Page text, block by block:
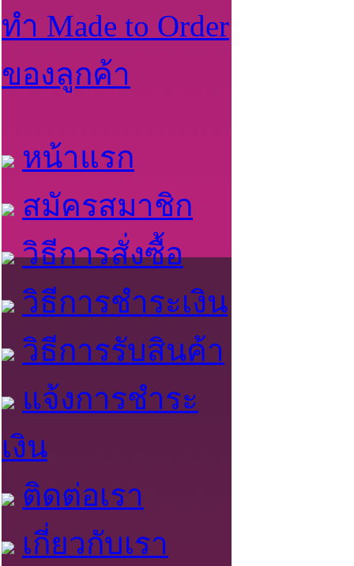
ทำ Made to Order
ของลูกค้า
หน้าแรก
สมัครสมาชิก
วิธีการสั่งซื้อ
วิธีการชำระเงิน
วิธีการรับสินค้า
แจ้งการชำระ
เงิน
ติดต่อเรา
เกี่ยวกับเรา